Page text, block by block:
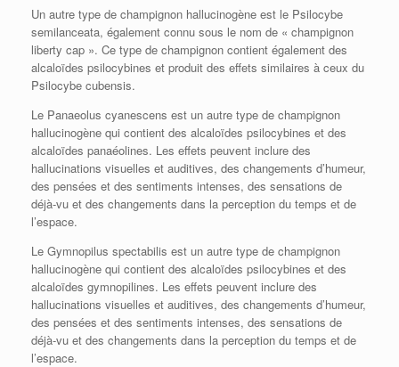
Un autre type de champignon hallucinogène est le Psilocybe
semilanceata, également connu sous le nom de « champignon
liberty cap ». Ce type de champignon contient également des
alcaloïdes psilocybines et produit des effets similaires à ceux du
Psilocybe cubensis.
Le Panaeolus cyanescens est un autre type de champignon
hallucinogène qui contient des alcaloïdes psilocybines et des
alcaloïdes panaéolines. Les effets peuvent inclure des
hallucinations visuelles et auditives, des changements d’humeur,
des pensées et des sentiments intenses, des sensations de
déjà-vu et des changements dans la perception du temps et de
l’espace.
Le Gymnopilus spectabilis est un autre type de champignon
hallucinogène qui contient des alcaloïdes psilocybines et des
alcaloïdes gymnopilines. Les effets peuvent inclure des
hallucinations visuelles et auditives, des changements d’humeur,
des pensées et des sentiments intenses, des sensations de
déjà-vu et des changements dans la perception du temps et de
l’espace.